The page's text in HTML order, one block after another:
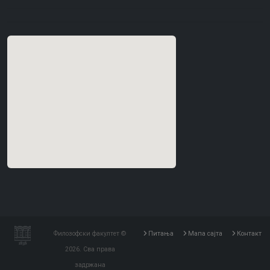
Филозофски факултет ©
2026. Сва права
задржана
Питања Мапа сајта Контакт